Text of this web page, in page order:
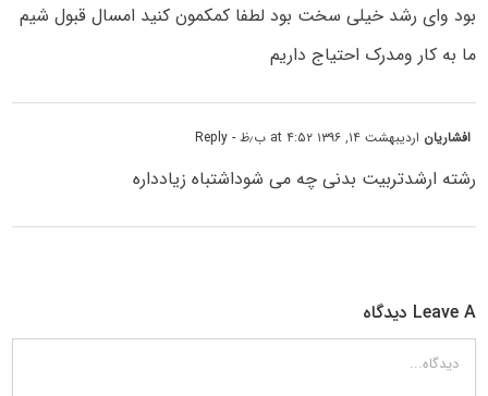
بود وای رشد خیلی سخت بود لطفا کمکمون کنید امسال قبول شیم
ما به کار ومدرک احتیاج داریم
افشاریان اردیبهشت ۱۴, ۱۳۹۶ at ۴:۵۲ ب٫ظ - Reply
رشته ارشدتربیت بدنی چه می شوداشتباه زیادداره
Leave A دیدگاه
دیدگاه